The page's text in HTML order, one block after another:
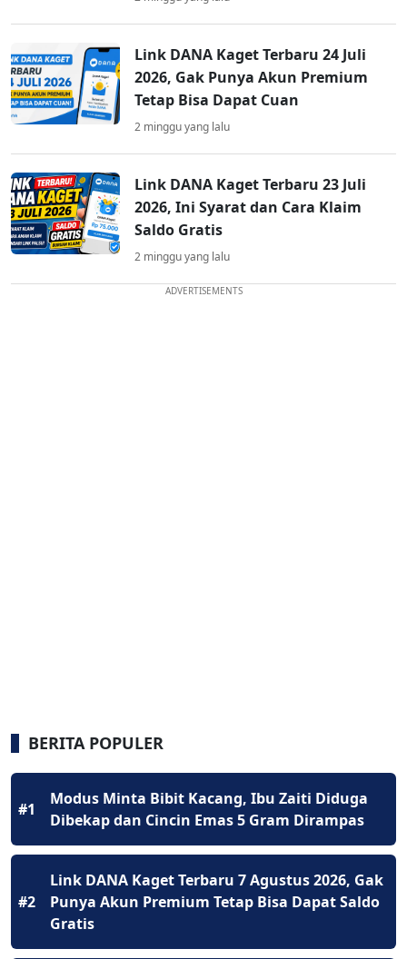
Link DANA Kaget Terbaru 24 Juli
2026, Gak Punya Akun Premium
Tetap Bisa Dapat Cuan
2 minggu yang lalu
Link DANA Kaget Terbaru 23 Juli
2026, Ini Syarat dan Cara Klaim
Saldo Gratis
2 minggu yang lalu
ADVERTISEMENTS
BERITA POPULER
#1
Modus Minta Bibit Kacang, Ibu Zaiti Diduga
Dibekap dan Cincin Emas 5 Gram Dirampas
#2
Link DANA Kaget Terbaru 7 Agustus 2026, Gak
Punya Akun Premium Tetap Bisa Dapat Saldo
Gratis